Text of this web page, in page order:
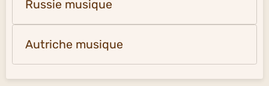
Russie musique
Autriche musique